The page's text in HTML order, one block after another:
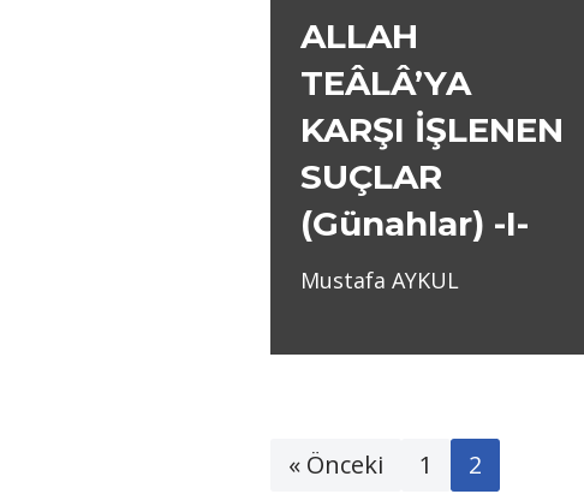
ALLAH
TEÂLÂ’YA
KARŞI İŞLENEN
SUÇLAR
(Günahlar) -I-
Mustafa AYKUL
« Önceki 1 2